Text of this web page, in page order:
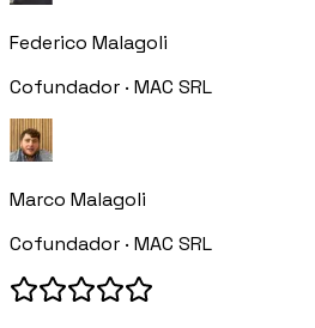
Federico Malagoli
Cofundador · MAC SRL
Marco Malagoli
Cofundador · MAC SRL